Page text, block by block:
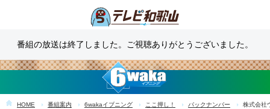
番組の放送は終了しました。ご視聴ありがとうございました。
HOME 番組案内 6wakaイブニング ここ押し！ バックナンバー 株式会社